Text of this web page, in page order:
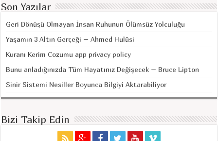
Son Yazılar
Geri Dönüşü Olmayan İnsan Ruhunun Ölümsüz Yolculuğu
Yaşamın 3 Altın Gerçeği – Ahmed Hulûsi
Kuranı Kerim Cozumu app privacy policy
Bunu anladığınızda Tüm Hayatınız Değişecek – Bruce Lipton
Sinir Sistemi Nesiller Boyunca Bilgiyi Aktarabiliyor
Bizi Takip Edin